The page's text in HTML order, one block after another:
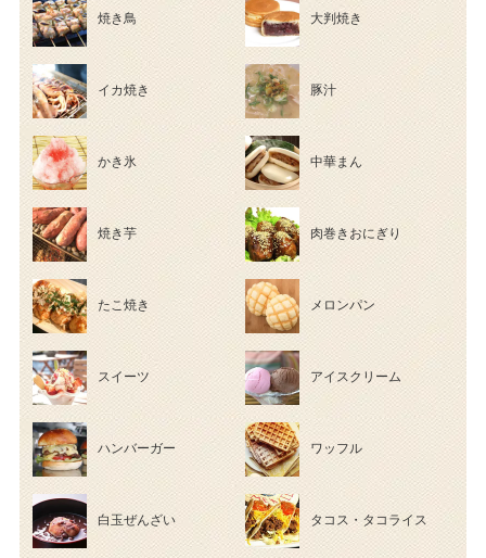
焼き鳥 大判焼き
イカ焼き 豚汁
かき氷 中華まん
焼き芋 肉巻きおにぎり
たこ焼き メロンパン
スイーツ アイスクリーム
ハンバーガー ワッフル
白玉ぜんざい タコス・タコライス